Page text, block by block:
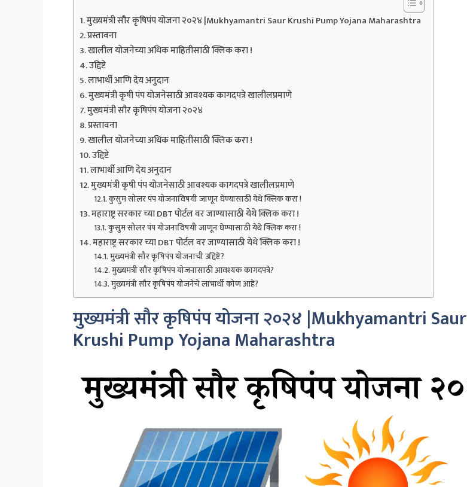
मुख्यमंत्री सौर कृषिपंप योजना २०२४ |Mukhyamantri Saur Krushi Pump Yojana Maharashtra
प्रस्तावना
खालील योजनेच्या अधिक माहितीसाठी क्लिक करा !
उद्दिष्टे
लाभार्थी आणि देय अनुदान
मुख्यमंत्री कृषी पंप योजनेसाठी आवश्यक कागदपत्रे खालीलप्रमाणे
मुख्यमंत्री सौर कृषिपंप योजना २०२४
प्रस्तावना
खालील योजनेच्या अधिक माहितीसाठी क्लिक करा !
उद्दिष्टे
लाभार्थी आणि देय अनुदान
मुख्यमंत्री कृषी पंप योजनेसाठी आवश्यक कागदपत्रे खालीलप्रमाणे
कुसुम सोलर पंप योजनाविषयी जाणून घेण्यासाठी येथे क्लिक करा !
महाराष्ट्र सरकार च्या DBT पोर्टल वर जाण्यासाठी येथे क्लिक करा !
कुसुम सोलर पंप योजनाविषयी जाणून घेण्यासाठी येथे क्लिक करा !
महाराष्ट्र सरकार च्या DBT पोर्टल वर जाण्यासाठी येथे क्लिक करा !
मुख्यमंत्री सौर कृषिपंप योजनाची उद्दिष्टे?
मुख्यमंत्री सौर कृषिपंप योजनासाठी आवश्यक कागदपत्रे?
मुख्यमंत्री सौर कृषिपंप योजनेचे लाभार्थी कोण आहे?
मुख्यमंत्री सौर कृषिपंप योजना २०२४ |Mukhyamantri Saur
Krushi Pump Yojana Maharashtra